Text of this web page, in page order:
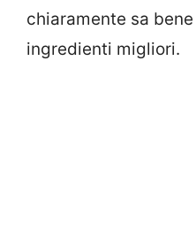
chiaramente sa
ingredienti migliori.